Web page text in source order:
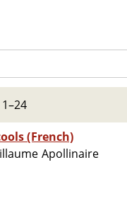
(French)
Apollinaire